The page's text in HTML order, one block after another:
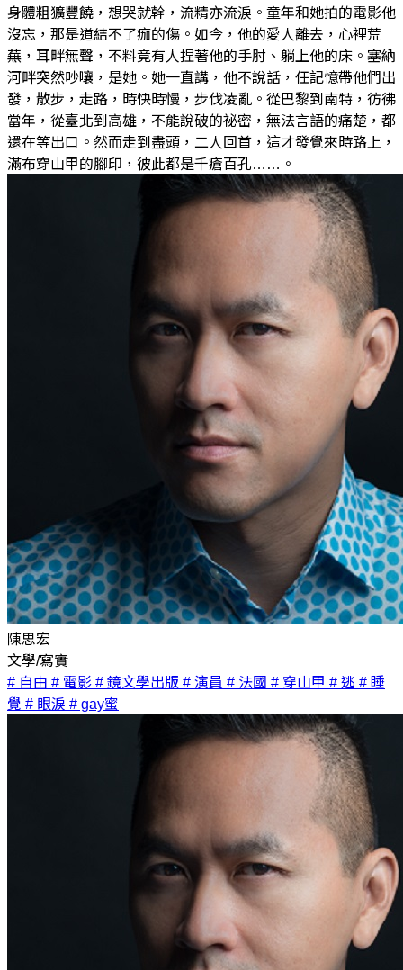
身體粗獷豐饒，想哭就幹，流精亦流淚。童年和她拍的電影他
沒忘，那是道結不了痂的傷。如今，他的愛人離去，心裡荒
蕪，耳畔無聲，不料竟有人捏著他的手肘、躺上他的床。塞納
河畔突然吵嚷，是她。她一直講，他不說話，任記憶帶他們出
發，散步，走路，時快時慢，步伐凌亂。從巴黎到南特，彷彿
當年，從臺北到高雄，不能說破的祕密，無法言語的痛楚，都
還在等出口。然而走到盡頭，二人回首，這才發覺來時路上，
滿布穿山甲的腳印，彼此都是千瘡百孔……。
陳思宏
文學/寫實
# 自由 # 電影 # 鏡文學出版 # 演員 # 法國 # 穿山甲 # 逃 # 睡
覺 # 眼淚 # gay蜜